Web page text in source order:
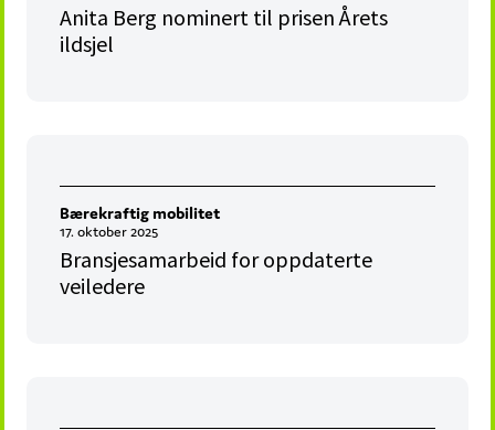
Anita Berg nominert til prisen Årets
ildsjel
Bærekraftig mobilitet
17. oktober 2025
Bransjesamarbeid for oppdaterte
veiledere